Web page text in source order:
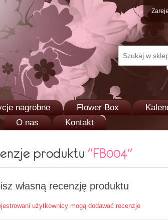
nagrobne Flower Box
O nas
Kontakt
produktu FB004
własną recenzję produktu
użytkownicy mogą dodawać recenzje